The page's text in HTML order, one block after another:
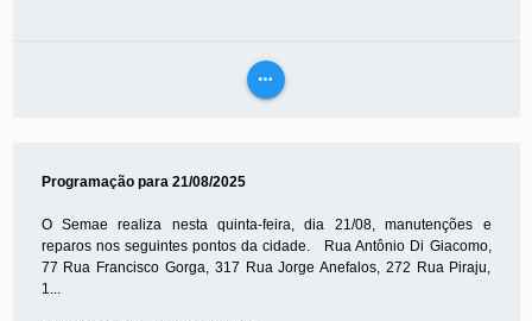
more_horiz
Programação para 21/08/2025
O Semae realiza nesta quinta-feira, dia 21/08, manutenções e
reparos nos seguintes pontos da cidade. Rua Antônio Di Giacomo,
77 Rua Francisco Gorga, 317 Rua Jorge Anefalos, 272 Rua Piraju,
1...